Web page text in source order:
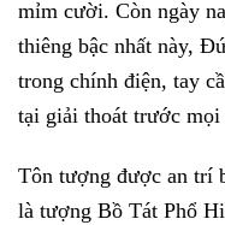
mỉm cười. Còn ngày
thiêng bậc nhất này,
trong chính điện, tay
tại giải thoát trước mọi
Tôn tượng được an trí
là tượng Bồ Tát Phổ